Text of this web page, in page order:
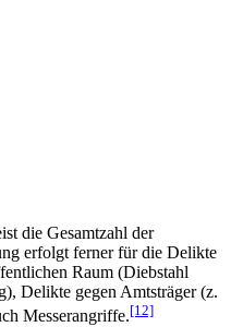
die Gesamtzahl der
erfolgt ferner für die Delikte
Raum (Diebstahl
Delikte gegen Amtsträger (z.
Messerangriffe.[12]